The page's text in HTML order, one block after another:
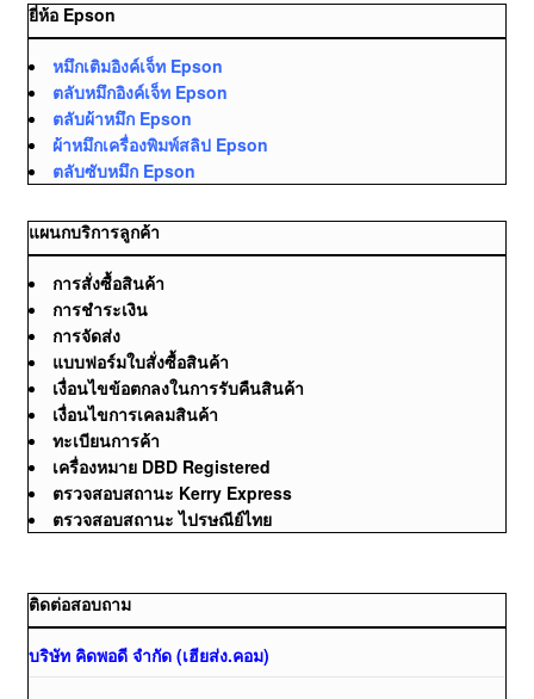
ยี่ห้อ Epson
หมึกเติมอิงค์เจ็ท Epson
ตลับหมึกอิงค์เจ็ท Epson
ตลับผ้าหมึก Epson
ผ้าหมึกเครื่องพิมพ์สลิป Epson
ตลับซับหมึก Epson
แผนกบริการลูกค้า
การสั่งซื้อสินค้า
การชำระเงิน
การจัดส่ง
แบบฟอร์มใบสั่งซื้อสินค้า
เงื่อนไขข้อตกลงในการรับคืนสินค้า
เงื่อนไขการเคลมสินค้า
ทะเบียนการค้า
เครื่องหมาย DBD Registered
ตรวจสอบสถานะ Kerry Express
ตรวจสอบสถานะ ไปรษณีย์ไทย
ติดต่อสอบถาม
บริษัท คิดพอดี จำกัด (เฮียส่ง.คอม)